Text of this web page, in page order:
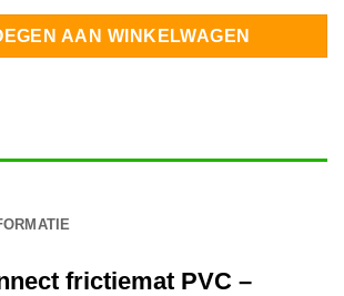
AAN WINKELWAGEN
frictiemat PVC –